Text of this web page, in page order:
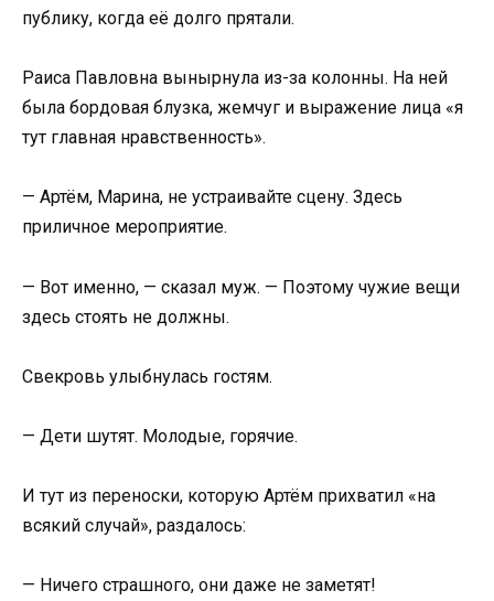
публику, когда её долго прятали.
Раиса Павловна вынырнула из-за колонны. На ней
была бордовая блузка, жемчуг и выражение лица «я
тут главная нравственность».
— Артём, Марина, не устраивайте сцену. Здесь
приличное мероприятие.
— Вот именно, — сказал муж. — Поэтому чужие вещи
здесь стоять не должны.
Свекровь улыбнулась гостям.
— Дети шутят. Молодые, горячие.
И тут из переноски, которую Артём прихватил «на
всякий случай», раздалось:
— Ничего страшного, они даже не заметят!